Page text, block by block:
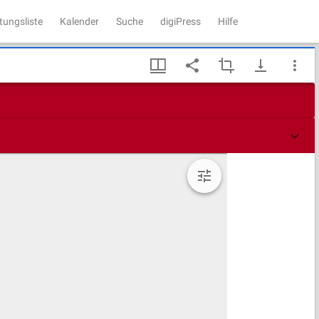
Kalender Suche digiPress Hilfe